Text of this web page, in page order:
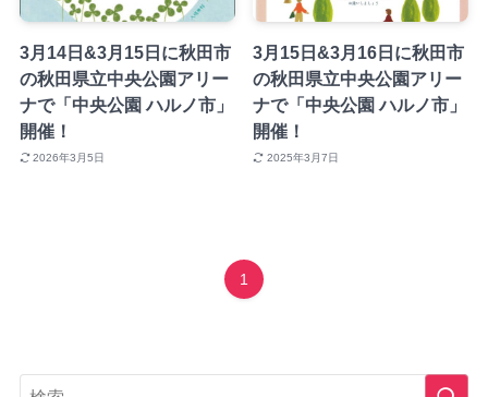
3月14日&3月15日に秋田市
の秋田県立中央公園アリー
ナで「中央公園 ハルノ市」
開催！
2026年3月5日
3月15日&3月16日に秋田市
の秋田県立中央公園アリー
ナで「中央公園 ハルノ市」
開催！
2025年3月7日
1